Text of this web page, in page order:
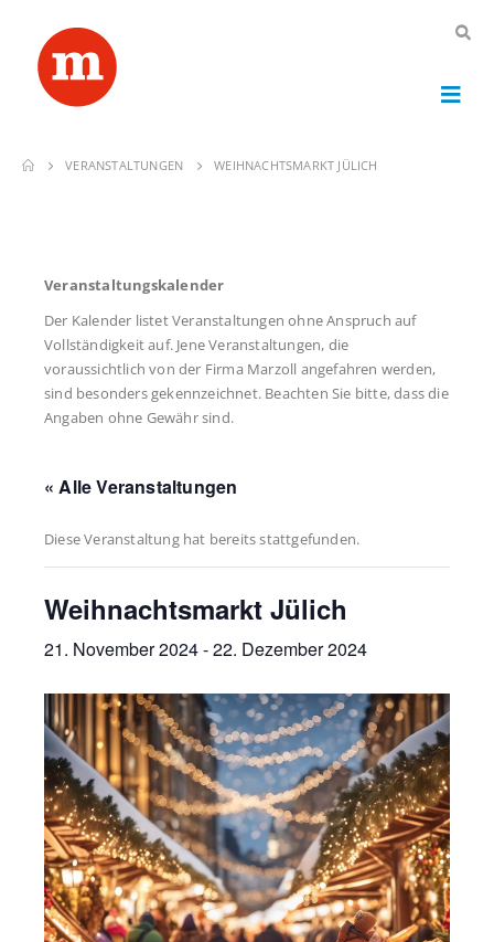
VERANSTALTUNGEN WEIHNACHTSMARKT JÜLICH
Veranstaltungskalender
Der Kalender listet Veranstaltungen ohne Anspruch auf
Vollständigkeit auf. Jene Veranstaltungen, die
voraussichtlich von der Firma Marzoll angefahren werden,
sind besonders gekennzeichnet. Beachten Sie bitte, dass die
Angaben ohne Gewähr sind.
« Alle Veranstaltungen
Diese Veranstaltung hat bereits stattgefunden.
Weihnachtsmarkt Jülich
21. November 2024-22. Dezember 2024